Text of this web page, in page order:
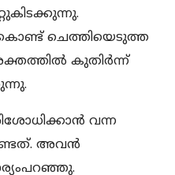
ചെത്തിയെടുത്ത
കുതിർന്ന്
വന്ന
അവൻ